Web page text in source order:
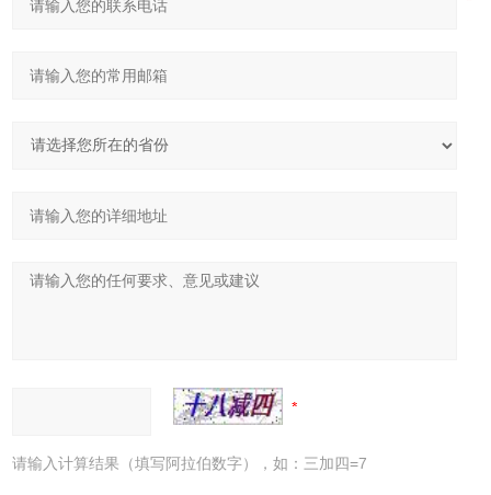
请输入计算结果（填写阿拉伯数字），如：三加四=7